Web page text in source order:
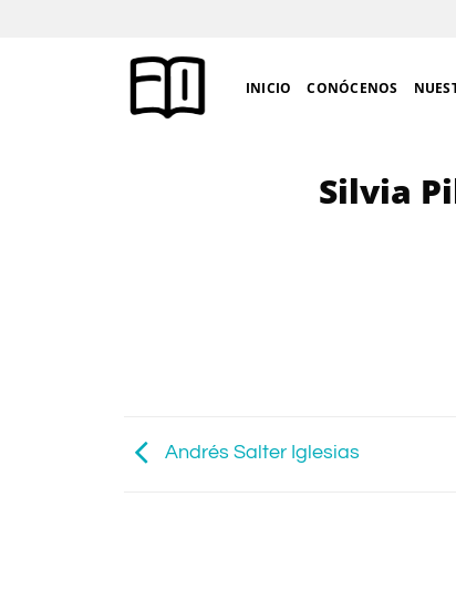
INICIO CONÓCENOS
Silvia
Andrés Salter Iglesias